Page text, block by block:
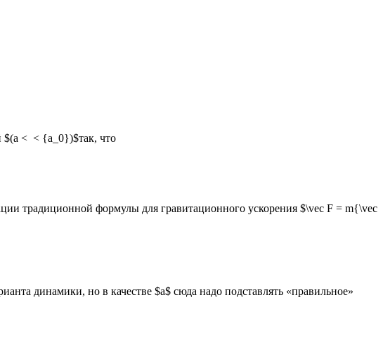
$(a < < {a_0})$так, что
традиционной формулы для гравитационного ускорения $\vec F = m{\vec
динамики, но в качестве $a$ сюда надо подставлять «правильное»